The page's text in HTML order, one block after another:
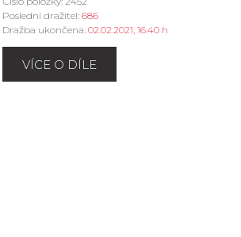
Poslední dražitel: 686
Dražba ukončena: 02.02.2021, 16:40 h
VÍCE O DÍLE